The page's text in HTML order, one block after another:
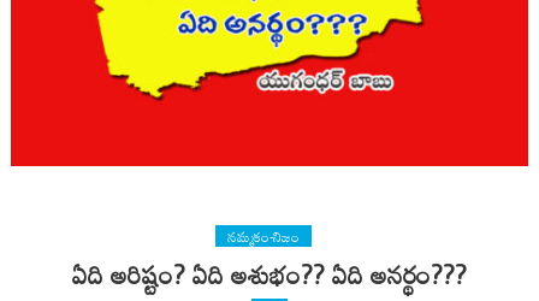
నమ్మకం-నిజం
ఏది అరిష్టం? ఏది అశుభం?? ఏది అనర్థం???